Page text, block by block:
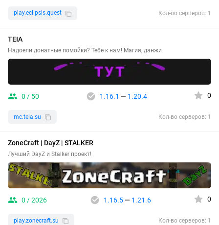
play.eclipsis.quest Кол-во серверов: 1
TEIA
Надоели донатные помойки? Тебе к нам! Магия, данжи
0 / 50 1.16.1 — 1.20.4 0
mc.teia.su Кол-во серверов: 1
ZoneCraft | DayZ | STALKER
Лучший DayZ и Stalker проект!
0 / 2026 1.16.5— 1.21.6 0
play.zonecraft.su Кол-во серверов: 1